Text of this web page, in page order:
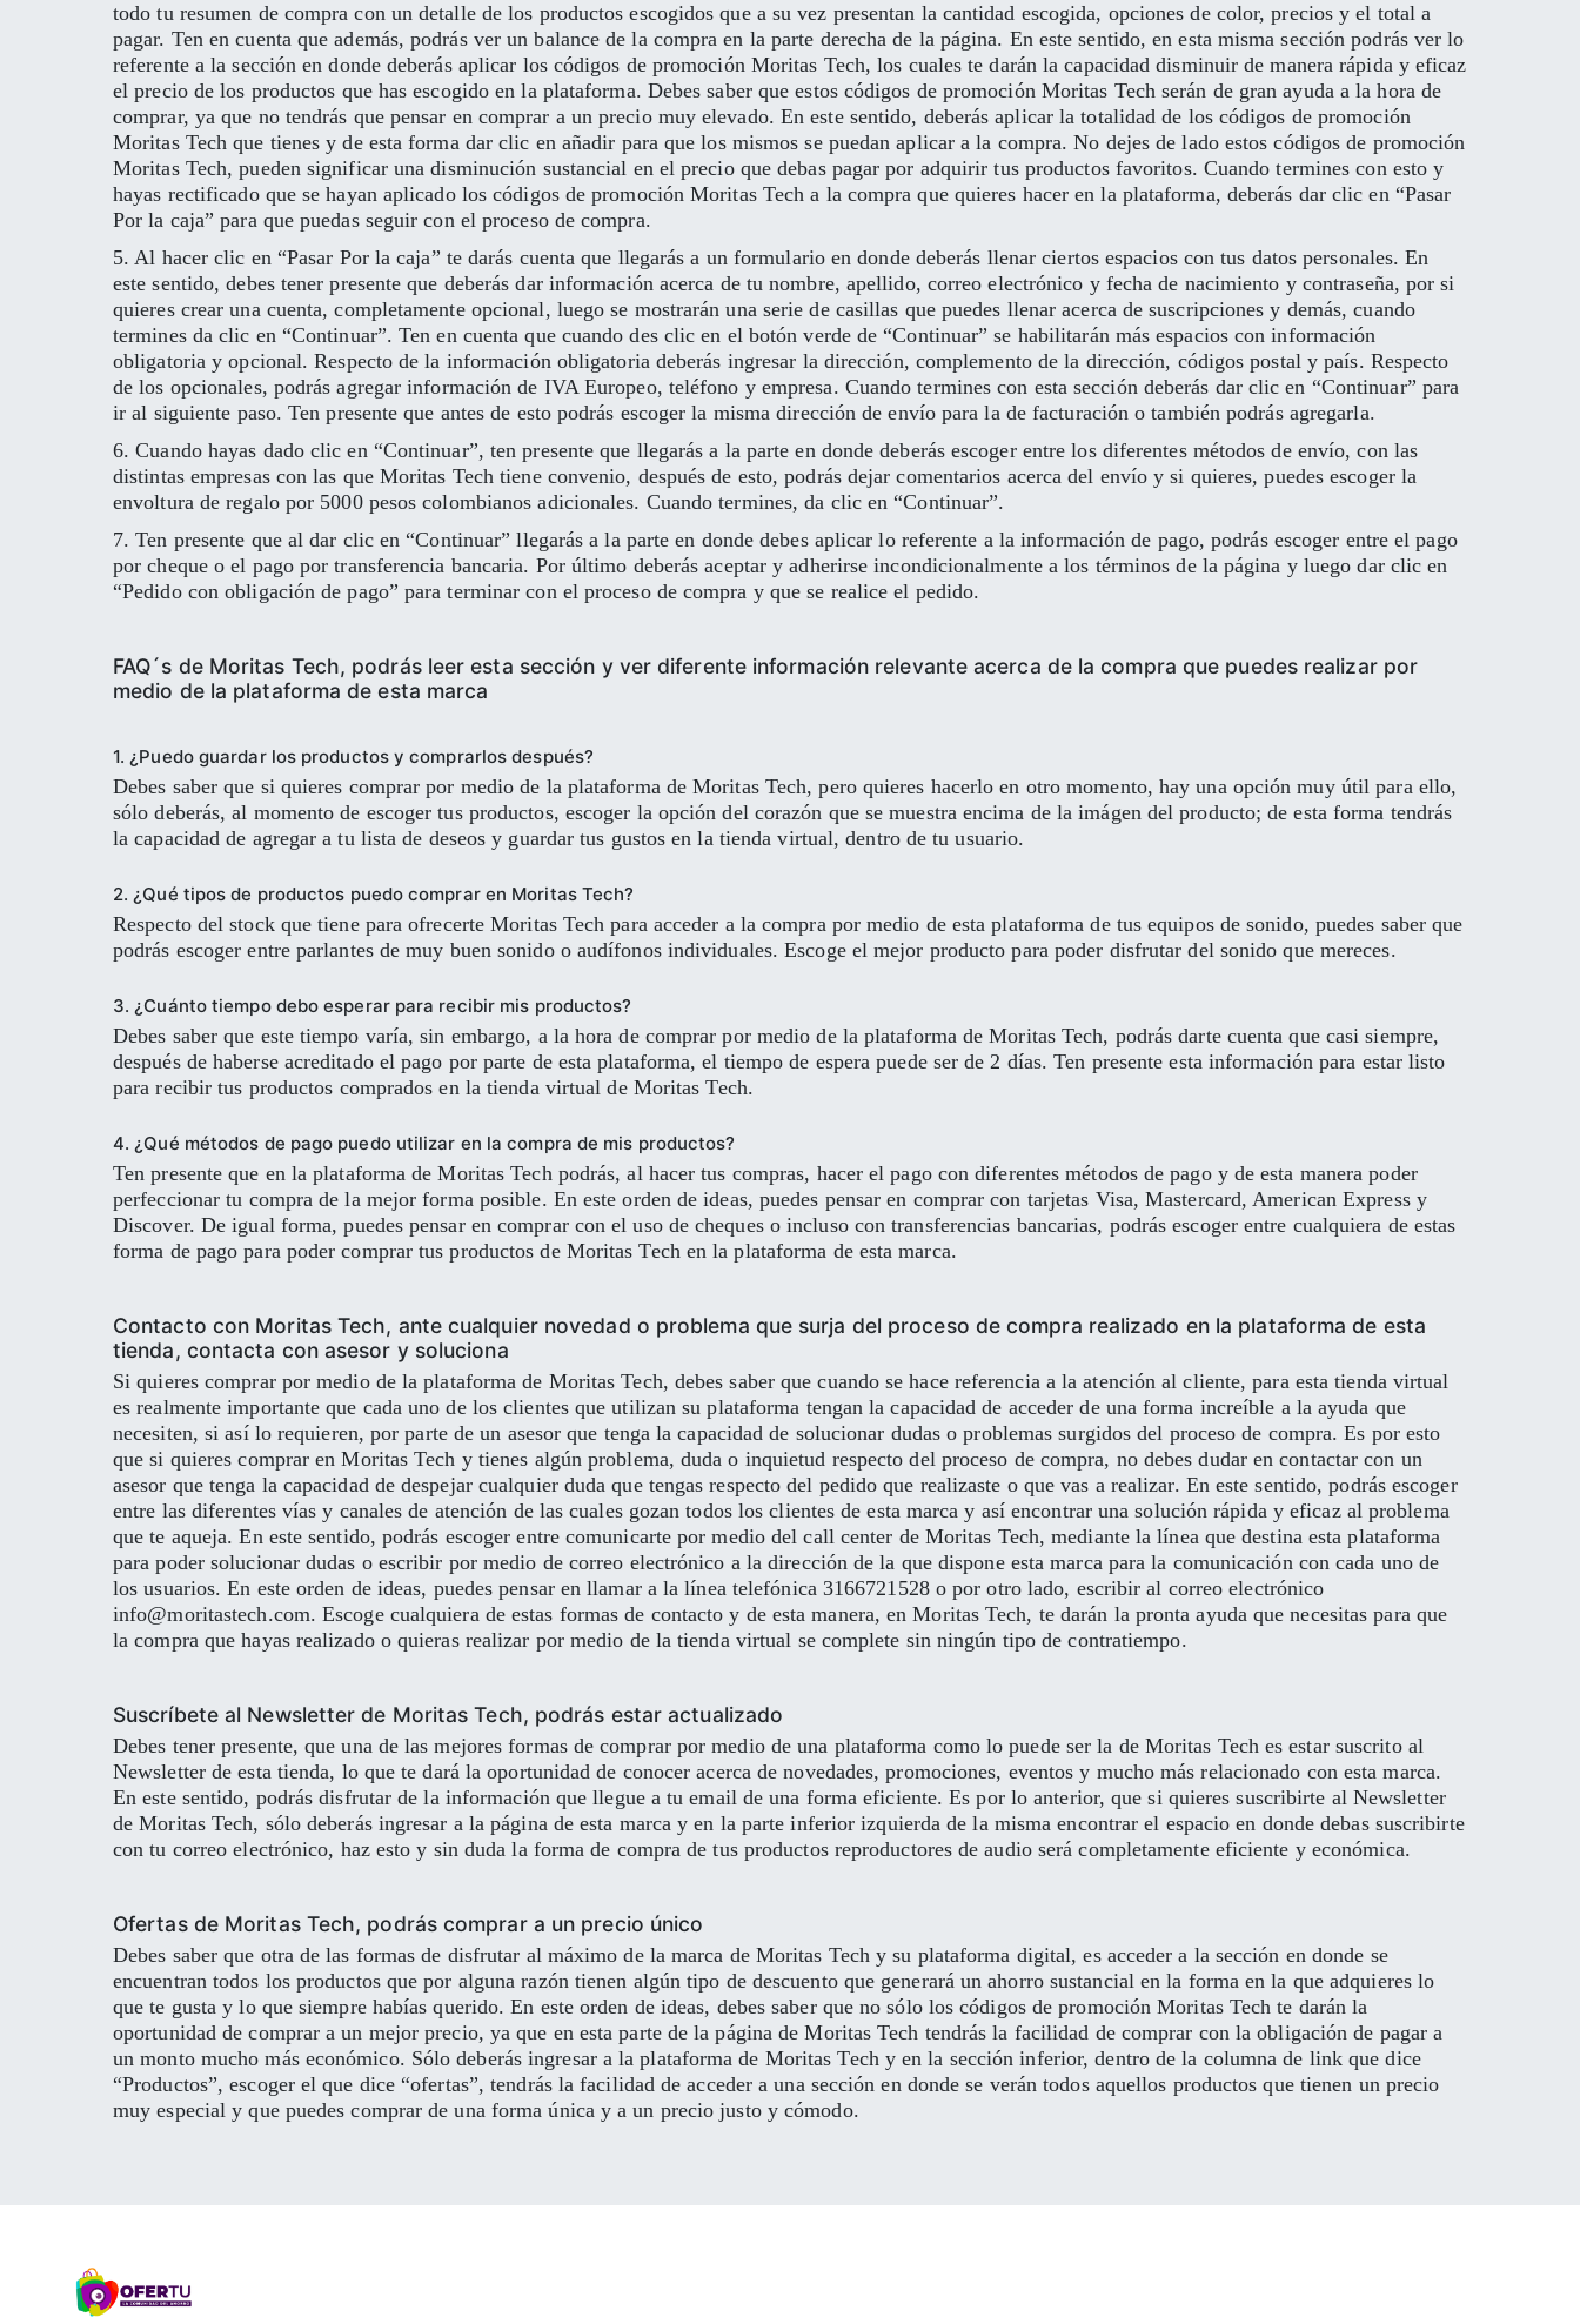
todo tu resumen de compra con un detalle de los productos escogidos que a su vez presentan la cantidad escogida, opciones de color, precios y el total a
pagar. Ten en cuenta que además, podrás ver un balance de la compra en la parte derecha de la página. En este sentido, en esta misma sección podrás ver lo
referente a la sección en donde deberás aplicar los códigos de promoción Moritas Tech, los cuales te darán la capacidad disminuir de manera rápida y eficaz
el precio de los productos que has escogido en la plataforma. Debes saber que estos códigos de promoción Moritas Tech serán de gran ayuda a la hora de
comprar, ya que no tendrás que pensar en comprar a un precio muy elevado. En este sentido, deberás aplicar la totalidad de los códigos de promoción
Moritas Tech que tienes y de esta forma dar clic en añadir para que los mismos se puedan aplicar a la compra. No dejes de lado estos códigos de promoción
Moritas Tech, pueden significar una disminución sustancial en el precio que debas pagar por adquirir tus productos favoritos. Cuando termines con esto y
hayas rectificado que se hayan aplicado los códigos de promoción Moritas Tech a la compra que quieres hacer en la plataforma, deberás dar clic en “Pasar
Por la caja” para que puedas seguir con el proceso de compra.
5. Al hacer clic en “Pasar Por la caja” te darás cuenta que llegarás a un formulario en donde deberás llenar ciertos espacios con tus datos personales. En
este sentido, debes tener presente que deberás dar información acerca de tu nombre, apellido, correo electrónico y fecha de nacimiento y contraseña, por si
quieres crear una cuenta, completamente opcional, luego se mostrarán una serie de casillas que puedes llenar acerca de suscripciones y demás, cuando
termines da clic en “Continuar”. Ten en cuenta que cuando des clic en el botón verde de “Continuar” se habilitarán más espacios con información
obligatoria y opcional. Respecto de la información obligatoria deberás ingresar la dirección, complemento de la dirección, códigos postal y país. Respecto
de los opcionales, podrás agregar información de IVA Europeo, teléfono y empresa. Cuando termines con esta sección deberás dar clic en “Continuar” para
ir al siguiente paso. Ten presente que antes de esto podrás escoger la misma dirección de envío para la de facturación o también podrás agregarla.
6. Cuando hayas dado clic en “Continuar”, ten presente que llegarás a la parte en donde deberás escoger entre los diferentes métodos de envío, con las
distintas empresas con las que Moritas Tech tiene convenio, después de esto, podrás dejar comentarios acerca del envío y si quieres, puedes escoger la
envoltura de regalo por 5000 pesos colombianos adicionales. Cuando termines, da clic en “Continuar”.
7. Ten presente que al dar clic en “Continuar” llegarás a la parte en donde debes aplicar lo referente a la información de pago, podrás escoger entre el pago
por cheque o el pago por transferencia bancaria. Por último deberás aceptar y adherirse incondicionalmente a los términos de la página y luego dar clic en
“Pedido con obligación de pago” para terminar con el proceso de compra y que se realice el pedido.
FAQ´s de Moritas Tech, podrás leer esta sección y ver diferente información relevante acerca de la compra que puedes realizar por
medio de la plataforma de esta marca
1. ¿Puedo guardar los productos y comprarlos después?
Debes saber que si quieres comprar por medio de la plataforma de Moritas Tech, pero quieres hacerlo en otro momento, hay una opción muy útil para ello,
sólo deberás, al momento de escoger tus productos, escoger la opción del corazón que se muestra encima de la imágen del producto; de esta forma tendrás
la capacidad de agregar a tu lista de deseos y guardar tus gustos en la tienda virtual, dentro de tu usuario.
2. ¿Qué tipos de productos puedo comprar en Moritas Tech?
Respecto del stock que tiene para ofrecerte Moritas Tech para acceder a la compra por medio de esta plataforma de tus equipos de sonido, puedes saber que
podrás escoger entre parlantes de muy buen sonido o audífonos individuales. Escoge el mejor producto para poder disfrutar del sonido que mereces.
3. ¿Cuánto tiempo debo esperar para recibir mis productos?
Debes saber que este tiempo varía, sin embargo, a la hora de comprar por medio de la plataforma de Moritas Tech, podrás darte cuenta que casi siempre,
después de haberse acreditado el pago por parte de esta plataforma, el tiempo de espera puede ser de 2 días. Ten presente esta información para estar listo
para recibir tus productos comprados en la tienda virtual de Moritas Tech.
4. ¿Qué métodos de pago puedo utilizar en la compra de mis productos?
Ten presente que en la plataforma de Moritas Tech podrás, al hacer tus compras, hacer el pago con diferentes métodos de pago y de esta manera poder
perfeccionar tu compra de la mejor forma posible. En este orden de ideas, puedes pensar en comprar con tarjetas Visa, Mastercard, American Express y
Discover. De igual forma, puedes pensar en comprar con el uso de cheques o incluso con transferencias bancarias, podrás escoger entre cualquiera de estas
forma de pago para poder comprar tus productos de Moritas Tech en la plataforma de esta marca.
Contacto con Moritas Tech, ante cualquier novedad o problema que surja del proceso de compra realizado en la plataforma de esta
tienda, contacta con asesor y soluciona
Si quieres comprar por medio de la plataforma de Moritas Tech, debes saber que cuando se hace referencia a la atención al cliente, para esta tienda virtual
es realmente importante que cada uno de los clientes que utilizan su plataforma tengan la capacidad de acceder de una forma increíble a la ayuda que
necesiten, si así lo requieren, por parte de un asesor que tenga la capacidad de solucionar dudas o problemas surgidos del proceso de compra. Es por esto
que si quieres comprar en Moritas Tech y tienes algún problema, duda o inquietud respecto del proceso de compra, no debes dudar en contactar con un
asesor que tenga la capacidad de despejar cualquier duda que tengas respecto del pedido que realizaste o que vas a realizar. En este sentido, podrás escoger
entre las diferentes vías y canales de atención de las cuales gozan todos los clientes de esta marca y así encontrar una solución rápida y eficaz al problema
que te aqueja. En este sentido, podrás escoger entre comunicarte por medio del call center de Moritas Tech, mediante la línea que destina esta plataforma
para poder solucionar dudas o escribir por medio de correo electrónico a la dirección de la que dispone esta marca para la comunicación con cada uno de
los usuarios. En este orden de ideas, puedes pensar en llamar a la línea telefónica 3166721528 o por otro lado, escribir al correo electrónico
info@moritastech.com. Escoge cualquiera de estas formas de contacto y de esta manera, en Moritas Tech, te darán la pronta ayuda que necesitas para que
la compra que hayas realizado o quieras realizar por medio de la tienda virtual se complete sin ningún tipo de contratiempo.
Suscríbete al Newsletter de Moritas Tech, podrás estar actualizado
Debes tener presente, que una de las mejores formas de comprar por medio de una plataforma como lo puede ser la de Moritas Tech es estar suscrito al
Newsletter de esta tienda, lo que te dará la oportunidad de conocer acerca de novedades, promociones, eventos y mucho más relacionado con esta marca.
En este sentido, podrás disfrutar de la información que llegue a tu email de una forma eficiente. Es por lo anterior, que si quieres suscribirte al Newsletter
de Moritas Tech, sólo deberás ingresar a la página de esta marca y en la parte inferior izquierda de la misma encontrar el espacio en donde debas suscribirte
con tu correo electrónico, haz esto y sin duda la forma de compra de tus productos reproductores de audio será completamente eficiente y económica.
Ofertas de Moritas Tech, podrás comprar a un precio único
Debes saber que otra de las formas de disfrutar al máximo de la marca de Moritas Tech y su plataforma digital, es acceder a la sección en donde se
encuentran todos los productos que por alguna razón tienen algún tipo de descuento que generará un ahorro sustancial en la forma en la que adquieres lo
que te gusta y lo que siempre habías querido. En este orden de ideas, debes saber que no sólo los códigos de promoción Moritas Tech te darán la
oportunidad de comprar a un mejor precio, ya que en esta parte de la página de Moritas Tech tendrás la facilidad de comprar con la obligación de pagar a
un monto mucho más económico. Sólo deberás ingresar a la plataforma de Moritas Tech y en la sección inferior, dentro de la columna de link que dice
“Productos”, escoger el que dice “ofertas”, tendrás la facilidad de acceder a una sección en donde se verán todos aquellos productos que tienen un precio
muy especial y que puedes comprar de una forma única y a un precio justo y cómodo.